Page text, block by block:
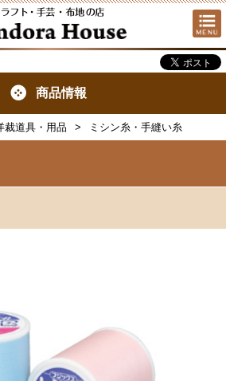
商品情報
裁道具・用品 ミシン糸・手縫い糸